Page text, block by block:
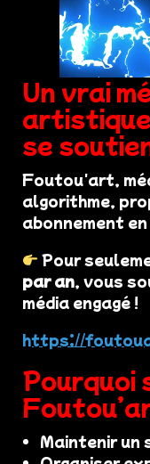
Un vrai
se
Foutou'art,
algorithme,
abonnement
Pour
par an, vous
média engagé !
https://
Pourquoi
Maintenir un